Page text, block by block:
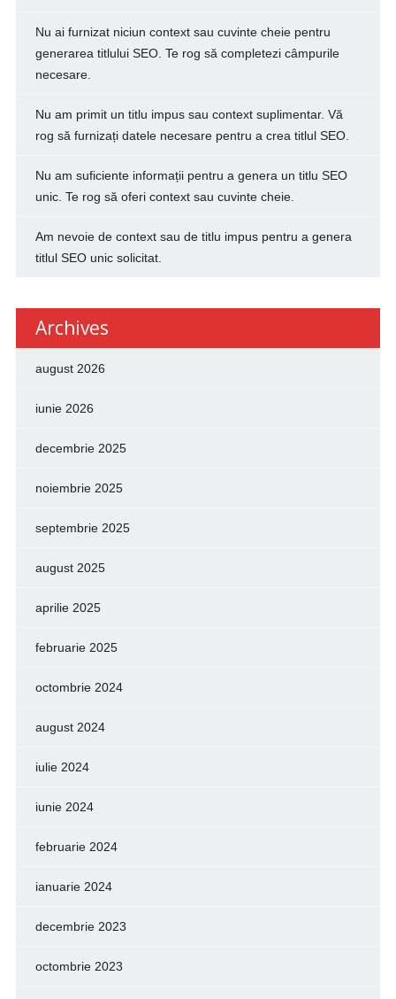
Nu ai furnizat niciun context sau cuvinte cheie pentru
generarea titlului SEO. Te rog să completezi câmpurile
necesare.
Nu am primit un titlu impus sau context suplimentar. Vă
rog să furnizați datele necesare pentru a crea titlul SEO.
Nu am suficiente informații pentru a genera un titlu SEO
unic. Te rog să oferi context sau cuvinte cheie.
Am nevoie de context sau de titlu impus pentru a genera
titlul SEO unic solicitat.
Archives
august 2026
iunie 2026
decembrie 2025
noiembrie 2025
septembrie 2025
august 2025
aprilie 2025
februarie 2025
octombrie 2024
august 2024
iulie 2024
iunie 2024
februarie 2024
ianuarie 2024
decembrie 2023
octombrie 2023